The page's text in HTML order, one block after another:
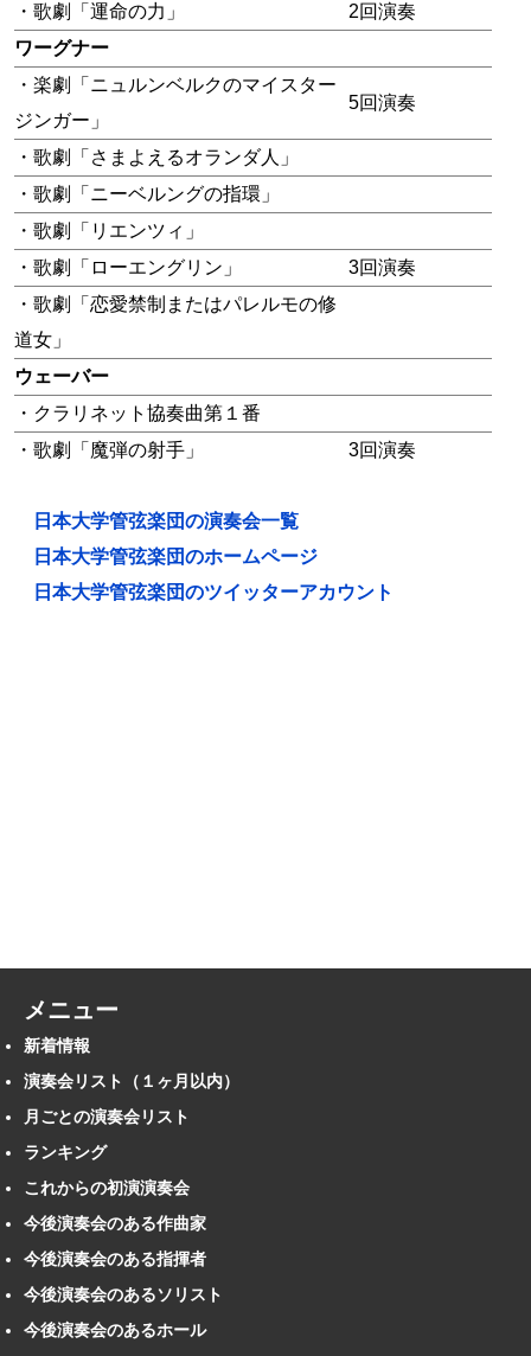
・歌劇「運命の力」
2回演奏
ワーグナー
・楽劇「ニュルンベルクのマイスター
ジンガー」
5回演奏
・歌劇「さまよえるオランダ人」
・歌劇「ニーベルングの指環」
・歌劇「リエンツィ」
・歌劇「ローエングリン」
3回演奏
・歌劇「恋愛禁制またはパレルモの修
道女」
ウェーバー
・クラリネット協奏曲第１番
・歌劇「魔弾の射手」
3回演奏
日本大学管弦楽団の演奏会一覧
日本大学管弦楽団のホームページ
日本大学管弦楽団のツイッターアカウント
メニュー
新着情報
演奏会リスト（１ヶ月以内）
月ごとの演奏会リスト
ランキング
これからの初演演奏会
今後演奏会のある作曲家
今後演奏会のある指揮者
今後演奏会のあるソリスト
今後演奏会のあるホール